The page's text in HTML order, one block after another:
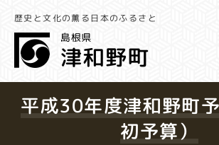
歴史と文化の薫る日本のふるさと
平成30年度津和野町
初予算）